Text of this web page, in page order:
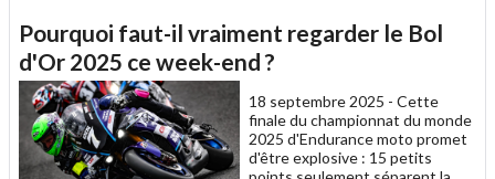
Pourquoi faut-il vraiment regarder le Bol
d'Or 2025 ce week-end ?
18 septembre 2025 - Cette
finale du championnat du monde
2025 d'Endurance moto promet
d'être explosive : 15 petits